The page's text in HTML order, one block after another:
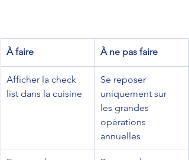
À faire À ne pas faire
Afficher la check
list dans la cuisine
Se reposer
uniquement sur
les grandes
opérations
annuelles